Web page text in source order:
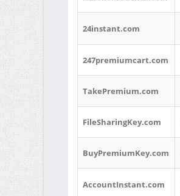
24instant.com
247premiumcart.com
TakePremium.com
FileSharingKey.com
BuyPremiumKey.com
AccountInstant.com